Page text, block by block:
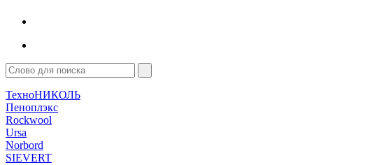
ТехноНИКОЛЬ
Пеноплэкс
Rockwool
Ursa
Norbord
SIEVERT